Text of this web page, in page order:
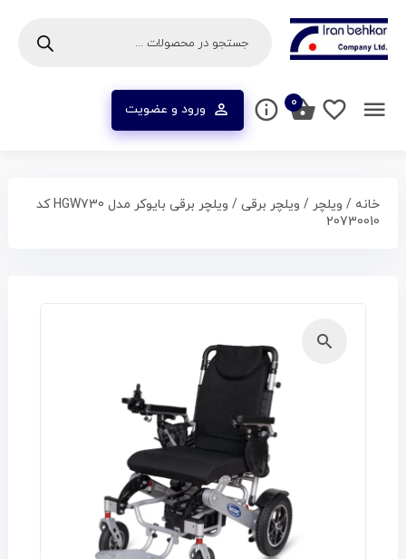
ورود و عضویت ۰
خانه / ویلچر / ویلچر برقی
/ ویلچر برقی بایوکر مدل HGW730 کد
20730010